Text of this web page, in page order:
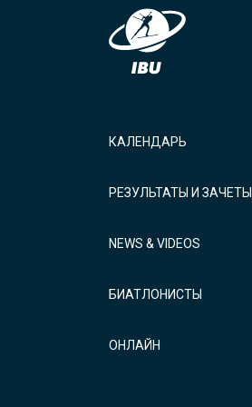
КАЛЕНДАРЬ
РЕЗУЛЬТАТЫ И ЗАЧЕТЫ
NEWS & VIDEOS
БИАТЛОНИСТЫ
ОНЛАЙН